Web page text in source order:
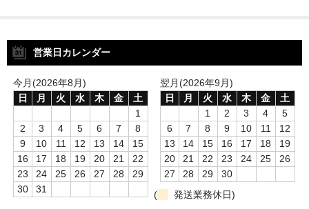
営業日カレンダー
今月(2026年8月)
日
月 火 水 木 金
土
1
2
3 4 5 6 7
8
9
10 11 12 13 14
15
16
17 18 19 20 21
22
23
24 25 26 27 28
29
30
31
翌月(2026年9月)
日
月 火 水 木 金
土
1
2 3 4
5
6
7 8 9 10 11
12
13
14 15 16 17 18
19
20
21 22 23 24 25
26
27
28 29
30
(
発送業務休日)